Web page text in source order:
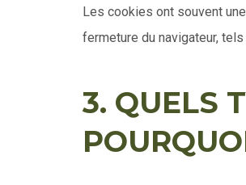
Les cookies ont souvent
fermeture du navigateur,
3. QUELS